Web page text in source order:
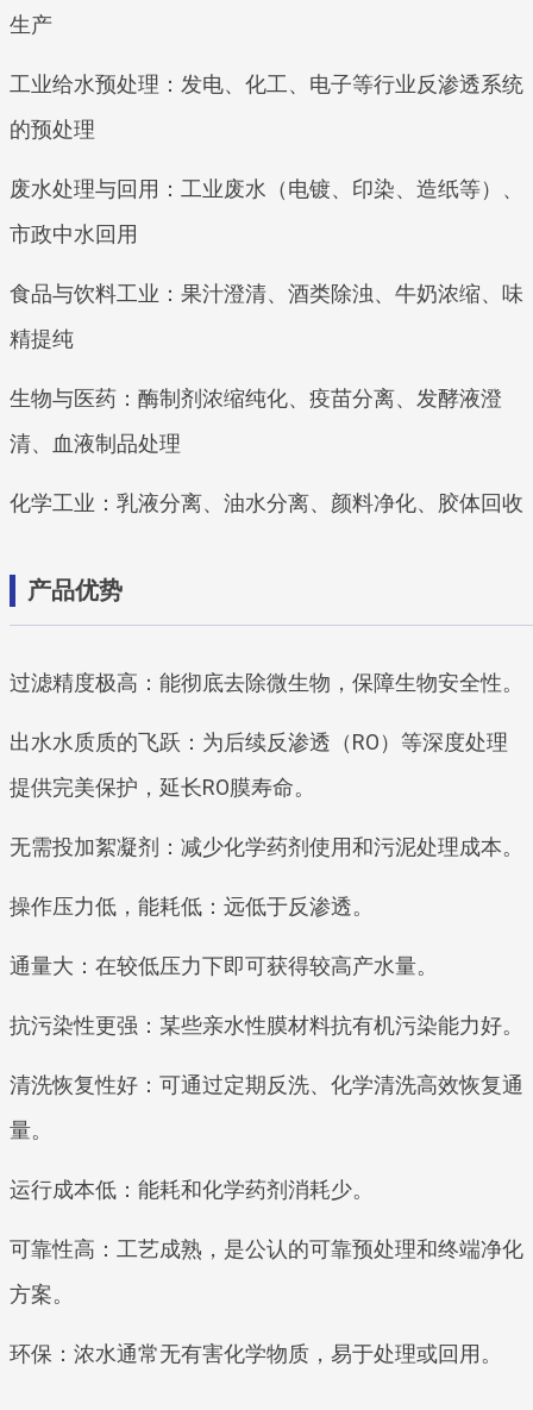
生产
工业给水预处理：发电、化工、电子等行业反渗透系统
的预处理
废水处理与回用：工业废水（电镀、印染、造纸等）、
市政中水回用
食品与饮料工业：果汁澄清、酒类除浊、牛奶浓缩、味
精提纯
生物与医药：酶制剂浓缩纯化、疫苗分离、发酵液澄
清、血液制品处理
化学工业：乳液分离、油水分离、颜料净化、胶体回收
产品优势
过滤精度极高：能彻底去除微生物，保障生物安全性。
出水水质质的飞跃：为后续反渗透（RO）等深度处理
提供完美保护，延长RO膜寿命。
无需投加絮凝剂：减少化学药剂使用和污泥处理成本。
操作压力低，能耗低：远低于反渗透。
通量大：在较低压力下即可获得较高产水量。
抗污染性更强：某些亲水性膜材料抗有机污染能力好。
清洗恢复性好：可通过定期反洗、化学清洗高效恢复通
量。
运行成本低：能耗和化学药剂消耗少。
可靠性高：工艺成熟，是公认的可靠预处理和终端净化
方案。
环保：浓水通常无有害化学物质，易于处理或回用。